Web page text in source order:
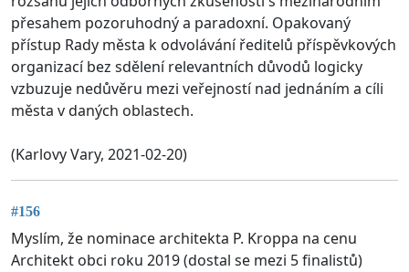
přesahem pozoruhodný a paradoxní. Opakovaný
přístup Rady města k odvolávání ředitelů příspěvkových
organizací bez sdělení relevantních důvodů logicky
vzbuzuje nedůvěru mezi veřejností nad jednáním a cíli
města v daných oblastech.
(Karlovy Vary, 2021-02-20)
#156
Myslím, že nominace architekta P. Kroppa na cenu
Architekt obci roku 2019 (dostal se mezi 5 finalistů)